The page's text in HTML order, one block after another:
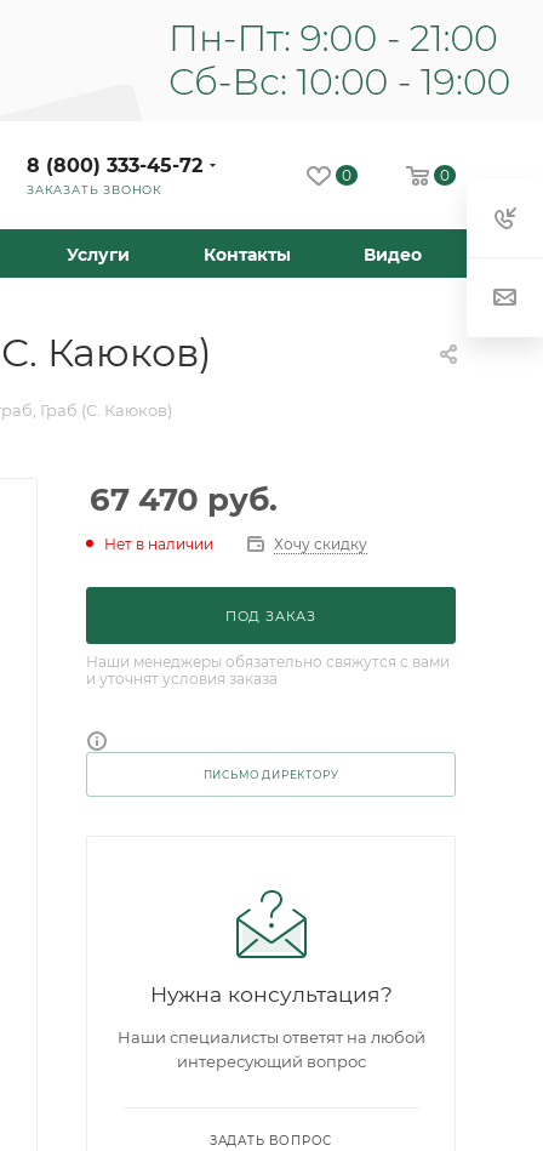
8 (800) 333-45-72
ЗАКАЗАТЬ ЗВОНОК
0 0
Услуги Контакты Видео
Каюков)
Граб (С. Каюков)
67 470 руб.
Нет в наличии Хочу скидку
ПОД ЗАКАЗ
Наши менеджеры обязательно свяжутся с вами
и уточнят условия заказа
ПИСЬМО ДИРЕКТОРУ
Нужна консультация?
Наши специалисты ответят на любой
интересующий вопрос
ЗАДАТЬ ВОПРОС